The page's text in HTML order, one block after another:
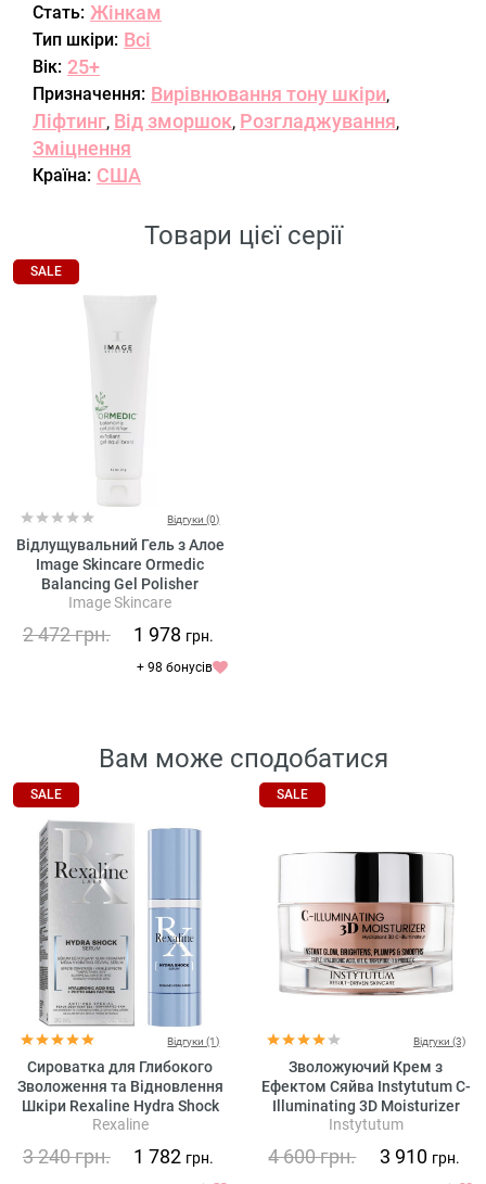
Стать: Жінкам
Тип шкіри: Всі
Вік: 25+
Призначення: Вирівнювання тону шкіри,
Ліфтинг, Від зморшок, Розгладжування,
Зміцнення
Країна: США
Товари цієї серії
SALE
Відгуки (0)
Відлущувальний Гель з Алое
Image Skincare Ormedic
Balancing Gel Polisher
Image Skincare
2 472грн. 1 978 грн.
+ 98 бонусів
Вам може сподобатися
SALE
Відгуки (1)
Сироватка для Глибокого
Зволоження та Відновлення
Шкіри Rexaline Hydra Shock
Mega Hydrating Revival Serum
Rexaline
3 240грн. 1 782 грн.
SALE
Відгуки (3)
Зволожуючий Крем з
Ефектом Сяйва Instytutum C-
Illuminating 3D Moisturizer
Instytutum
4 600грн. 3 910 грн.